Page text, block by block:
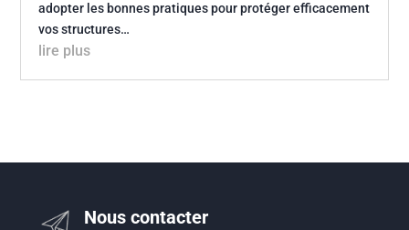
adopter les bonnes pratiques pour protéger efficacement
vos structures…
lire plus
Nous contacter